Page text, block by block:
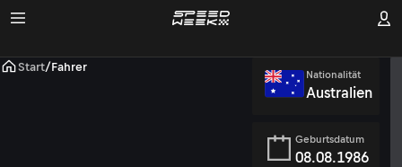
Start/Fahrer
Nationalität
Australien
Geburtsdatum
08.08.1986